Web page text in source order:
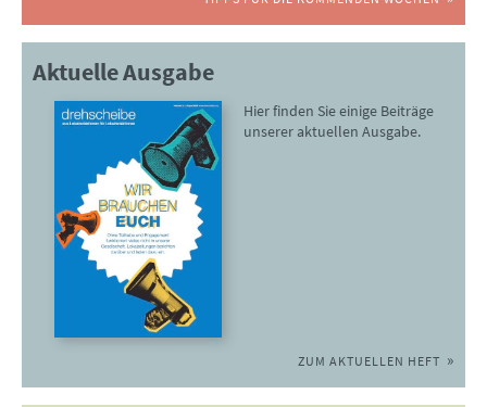
Aktuelle Ausgabe
Hier finden Sie einige Beiträge
unserer aktuellen Ausgabe.
ZUM AKTUELLEN HEFT